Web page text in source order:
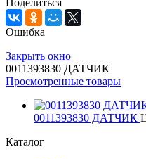
Поделиться
Ошибка
Закрыть окно
0011393830 ДАТЧИК
Просмотренные товары
0011393830 ДАТЧИК
Каталог